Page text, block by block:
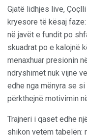
Gjatë lidhjes live,
kryesore të kësaj
në javët e fundit po
skuadrat po e kalojnë
menaxhuar presionin
ndryshimet nuk vijnë
edhe nga mënyra se
përkthejnë motivimin
Trajneri i qaset edhe
shikon vetëm tabelën: